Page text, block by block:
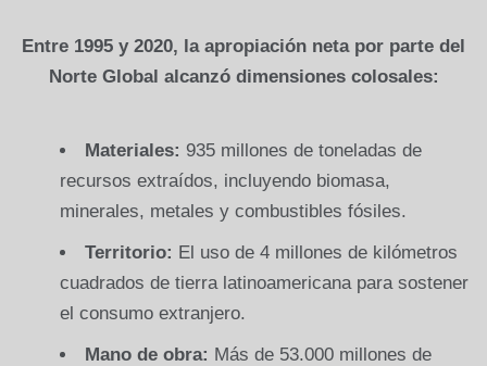
Entre 1995 y 2020, la apropiación neta por parte del
Norte Global alcanzó dimensiones colosales:
Materiales: 935 millones de toneladas de
recursos extraídos, incluyendo biomasa,
minerales, metales y combustibles fósiles.
Territorio: El uso de 4 millones de kilómetros
cuadrados de tierra latinoamericana para sostener
el consumo extranjero.
Mano de obra: Más de 53.000 millones de